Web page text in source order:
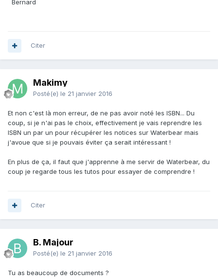
Bernard
Citer
Makimy
Posté(e) le 21 janvier 2016
Et non c'est là mon erreur, de ne pas avoir noté les ISBN... Du
coup, si je n'ai pas le choix, effectivement je vais reprendre les
ISBN un par un pour récupérer les notices sur Waterbear mais
j'avoue que si je pouvais éviter ça serait intéressant !
En plus de ça, il faut que j'apprenne à me servir de Waterbear, du
coup je regarde tous les tutos pour essayer de comprendre !
Citer
B. Majour
Posté(e) le 21 janvier 2016
Tu as beaucoup de documents ?